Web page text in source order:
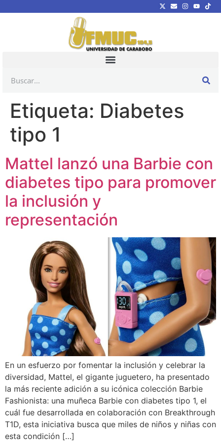
Etiqueta: Diabetes
tipo 1
Mattel lanzó una Barbie con
diabetes tipo para promover
la inclusión y
representación
En un esfuerzo por fomentar la inclusión y celebrar la
diversidad, Mattel, el gigante juguetero, ha presentado
la más reciente adición a su icónica colección Barbie
Fashionista: una muñeca Barbie con diabetes tipo 1, el
cuál fue desarrollada en colaboración con Breakthrough
T1D, esta iniciativa busca que miles de niños y niñas con
esta condición […]